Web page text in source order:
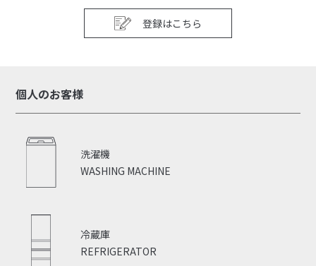
登録はこちら
個人のお客様
WASHING MACHINE
洗濯機
REFRIGERATOR
冷蔵庫